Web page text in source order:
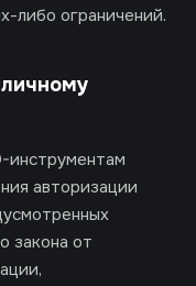
либо ограничений.
инструментам
авторизации
закона от